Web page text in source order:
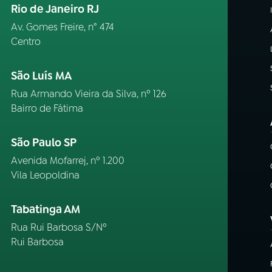
Rio de Janeiro RJ
Av. Gomes Freire, n° 474
Centro
São Luís MA
Rua Armando Vieira da Silva, nº 126
Bairro de Fátima
São Paulo SP
Avenida Mofarrej, nº 1.200
Vila Leopoldina
Tabatinga AM
Rua Rui Barbosa S/Nº
Rui Barbosa